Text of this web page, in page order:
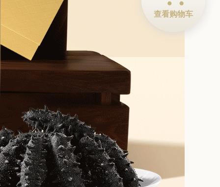
查看购物车